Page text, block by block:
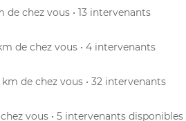
de chez vous • 13 intervenants
de chez vous • 4 intervenants
km de chez vous • 32 intervenants
vous • 5 intervenants disponibles